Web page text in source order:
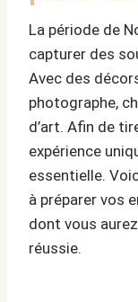
La période de
capturer des
Avec des
photographe,
d’art. Afin de
expérience
essentielle.
à préparer vos
dont vous
réussie.